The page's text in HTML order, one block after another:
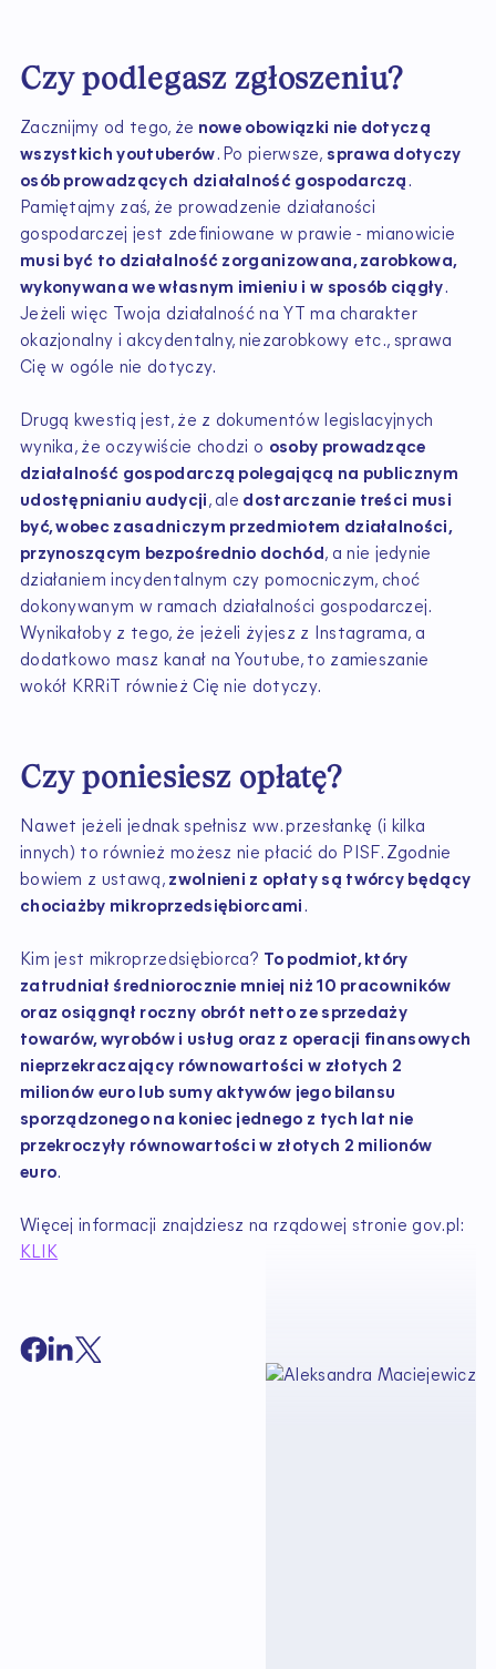
Czy podlegasz zgłoszeniu?
Zacznijmy od tego, że nowe obowiązki nie dotyczą
wszystkich youtuberów. Po pierwsze, sprawa dotyczy
osób prowadzących działalność gospodarczą.
Pamiętajmy zaś, że prowadzenie działaności
gospodarczej jest zdefiniowane w prawie - mianowicie
musi być to działalność zorganizowana, zarobkowa,
wykonywana we własnym imieniu i w sposób ciągły.
Jeżeli więc Twoja działalność na YT ma charakter
okazjonalny i akcydentalny, niezarobkowy etc., sprawa
Cię w ogóle nie dotyczy.
Drugą kwestią jest, że z dokumentów legislacyjnych
wynika, że oczywiście chodzi o osoby prowadzące
działalność gospodarczą polegającą na publicznym
udostępnianiu audycji, ale dostarczanie treści musi
być, wobec zasadniczym przedmiotem działalności,
przynoszącym bezpośrednio dochód, a nie jedynie
działaniem incydentalnym czy pomocniczym, choć
dokonywanym w ramach działalności gospodarczej.
Wynikałoby z tego, że jeżeli żyjesz z Instagrama, a
dodatkowo masz kanał na Youtube, to zamieszanie
wokół KRRiT również Cię nie dotyczy.
Czy poniesiesz opłatę?
Nawet jeżeli jednak spełnisz ww. przesłankę (i kilka
innych) to również możesz nie płacić do PISF. Zgodnie
bowiem z ustawą, zwolnieni z opłaty są twórcy będący
chociażby mikroprzedsiębiorcami.
Kim jest mikroprzedsiębiorca? To podmiot, który
zatrudniał średniorocznie mniej niż 10 pracowników
oraz osiągnął roczny obrót netto ze sprzedaży
towarów, wyrobów i usług oraz z operacji finansowych
nieprzekraczający równowartości w złotych 2
milionów euro lub sumy aktywów jego bilansu
sporządzonego na koniec jednego z tych lat nie
przekroczyły równowartości w złotych 2 milionów
euro.
Więcej informacji znajdziesz na rządowej stronie gov.pl:
KLIK